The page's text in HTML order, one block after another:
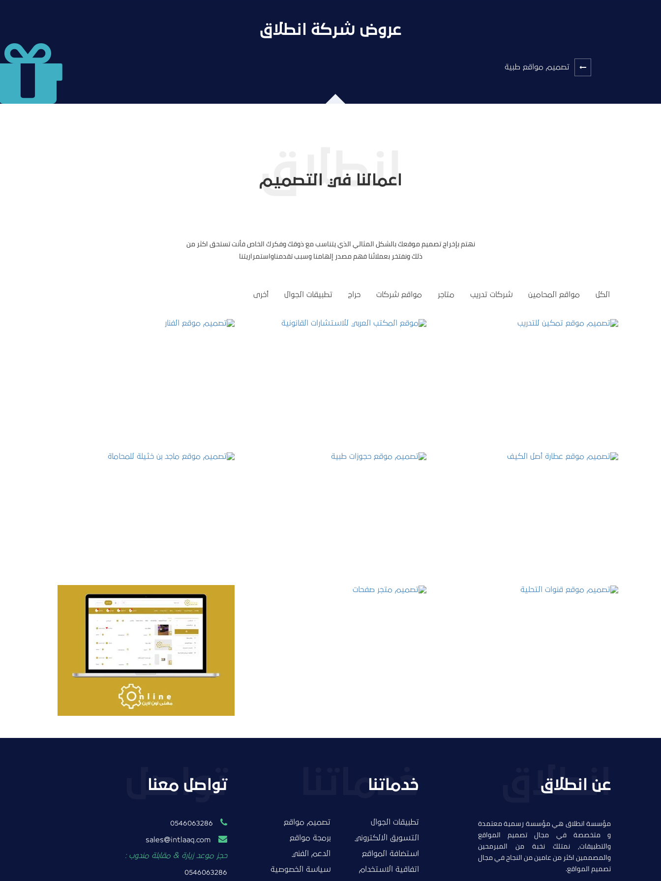
عروض شركة انطلاق
تصميم مواقع طبية
اعمالنا في التصميم
نهتم بإخراج تصميم موقعك بالشكل المثالي الذي يتناسب مع ذوقك وفكرك الخاص فأنت تستحق اكثر من
ذلك ونفتخر بعملائنا فهم مصدر إلهامنا وسبب تقدمناواستمراريتنا
الكل مواقع المحامين شركات تدريب متاجر مواقع شركات حراج تطبيقات الجوال أخرى
تصميم حراج مهنى
التفاصيل
عن انطلاق
مؤسسة انطلاق هي مؤسسة رسمية معتمدة
و متخصصة في مجال تصميم المواقع
والتطبيقات, نمتلك نخبة من المبرمحين
والمصممين اكثر من عامين من النجاح في مجال
تصميم المواقع.
خدماتنا
تطبيقات الجوال تصميم مواقع
التسويق الالكتروني برمجة مواقع
استضافة المواقع الدعم الفني
اتفاقية الاستخدام سياسة الخصوصية
تواصل معنا
0546063286
intlaaq.com
حجز موعد زيارة & مقابلة مندوب :
0546063286